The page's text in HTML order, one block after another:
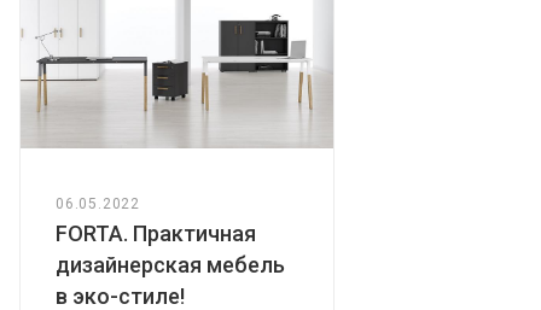
06.05.2022
FORTA. Практичная
дизайнерская мебель
в эко-стиле!